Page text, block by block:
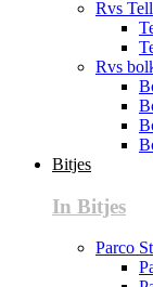
Rvs
Rvs
Bitjes
In Bitjes
Parco